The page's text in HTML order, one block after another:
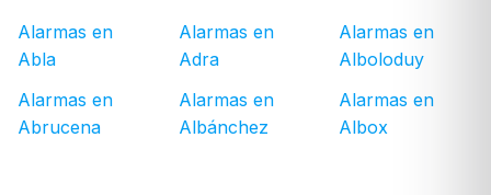
Alarmas en
Abla
Alarmas en
Abrucena
Alarmas en
Adra
Alarmas en
Albánchez
Alarmas en
Alboloduy
Alarmas en
Albox